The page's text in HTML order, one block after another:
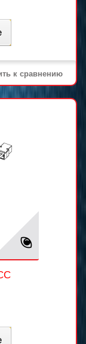
к сравнению